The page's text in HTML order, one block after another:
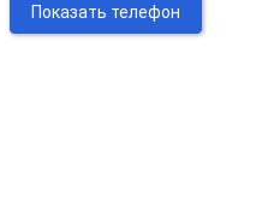
Показать телефон